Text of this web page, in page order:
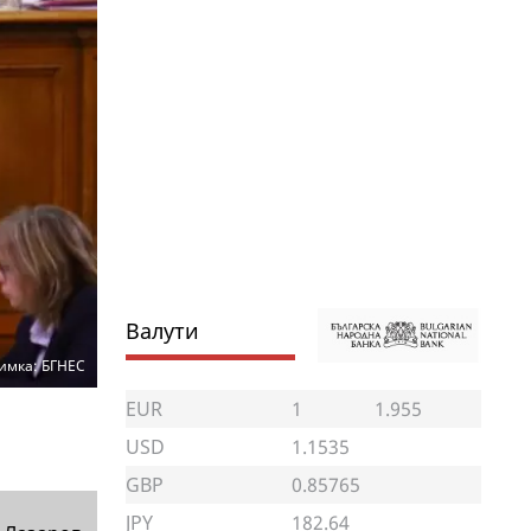
БГНЕС
Валути
EUR 1
1.955
USD
1.1535
GBP
0.85765
JPY
182.64